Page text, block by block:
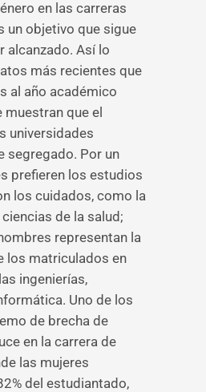
en las carreras
un objetivo que sigue
alcanzado. Así lo
más recientes que
al año académico
que el
universidades
segregado. Por un
prefieren los estudios
los cuidados, como la
de la salud;
representan la
los matriculados en
ingenierías,
Uno de los
de brecha de
en la carrera de
las mujeres
del estudiantado,